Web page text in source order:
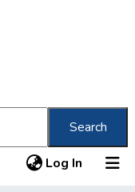
Search
Log In (current)